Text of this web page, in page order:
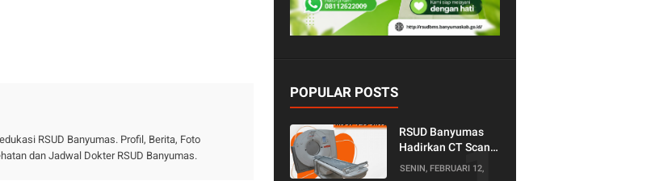
RSUD Banyumas. Profil, Berita, Foto
dan Jadwal Dokter RSUD Banyumas.
POPULAR POSTS
RSUD Banyumas
Hadirkan CT Scan
128 Slice!
SENIN, FEBRUARI 12,